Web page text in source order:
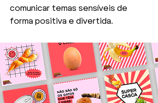
comunicar temas sensíveis de
forma positiva e divertida.